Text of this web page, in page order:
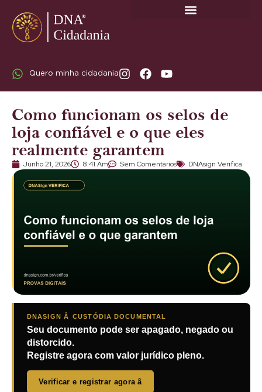
Quero minha cidadania
Como funcionam os selos de
loja confiável e o que eles
realmente garantem
Junho 21, 2026 8:41 Am Sem Comentários DNAsign Verifica
DNASIGN Â CUSTÓDIA DOCUMENTAL
Seu documento pode ser apagado, negado ou
distorcido.
Registre agora com valor jurídico pleno.
Verificar e registrar agora â